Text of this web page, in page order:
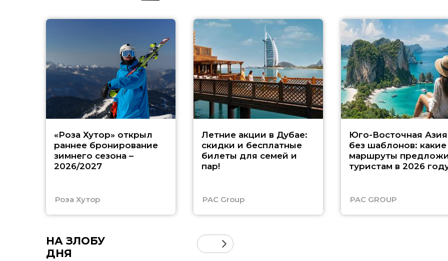
«Роза Хутор» открыл
раннее бронирование
зимнего сезона –
2026/2027
Роза Хутор
Летние акции в Дубае:
скидки и бесплатные
билеты для семей и
пар!
PAC Group
Юго-Восточная Азия
без шаблонов: какие
маршруты
туристам в 2026
PAC GROUP
НА ЗЛОБУ
ДНЯ